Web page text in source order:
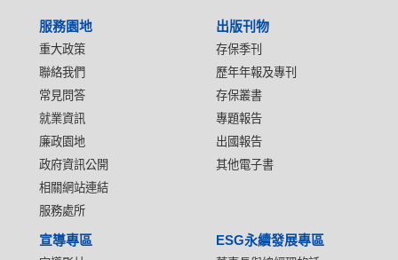
服務園地
重大政策
聯絡我們
常見問答
就業資訊
廉政園地
政府資訊公開
相關網站連結
服務處所
出版刊物
存保季刊
歷年年報及專刊
存保叢書
專題報告
出國報告
其他電子書
宣導專區 ESG永續發展專區